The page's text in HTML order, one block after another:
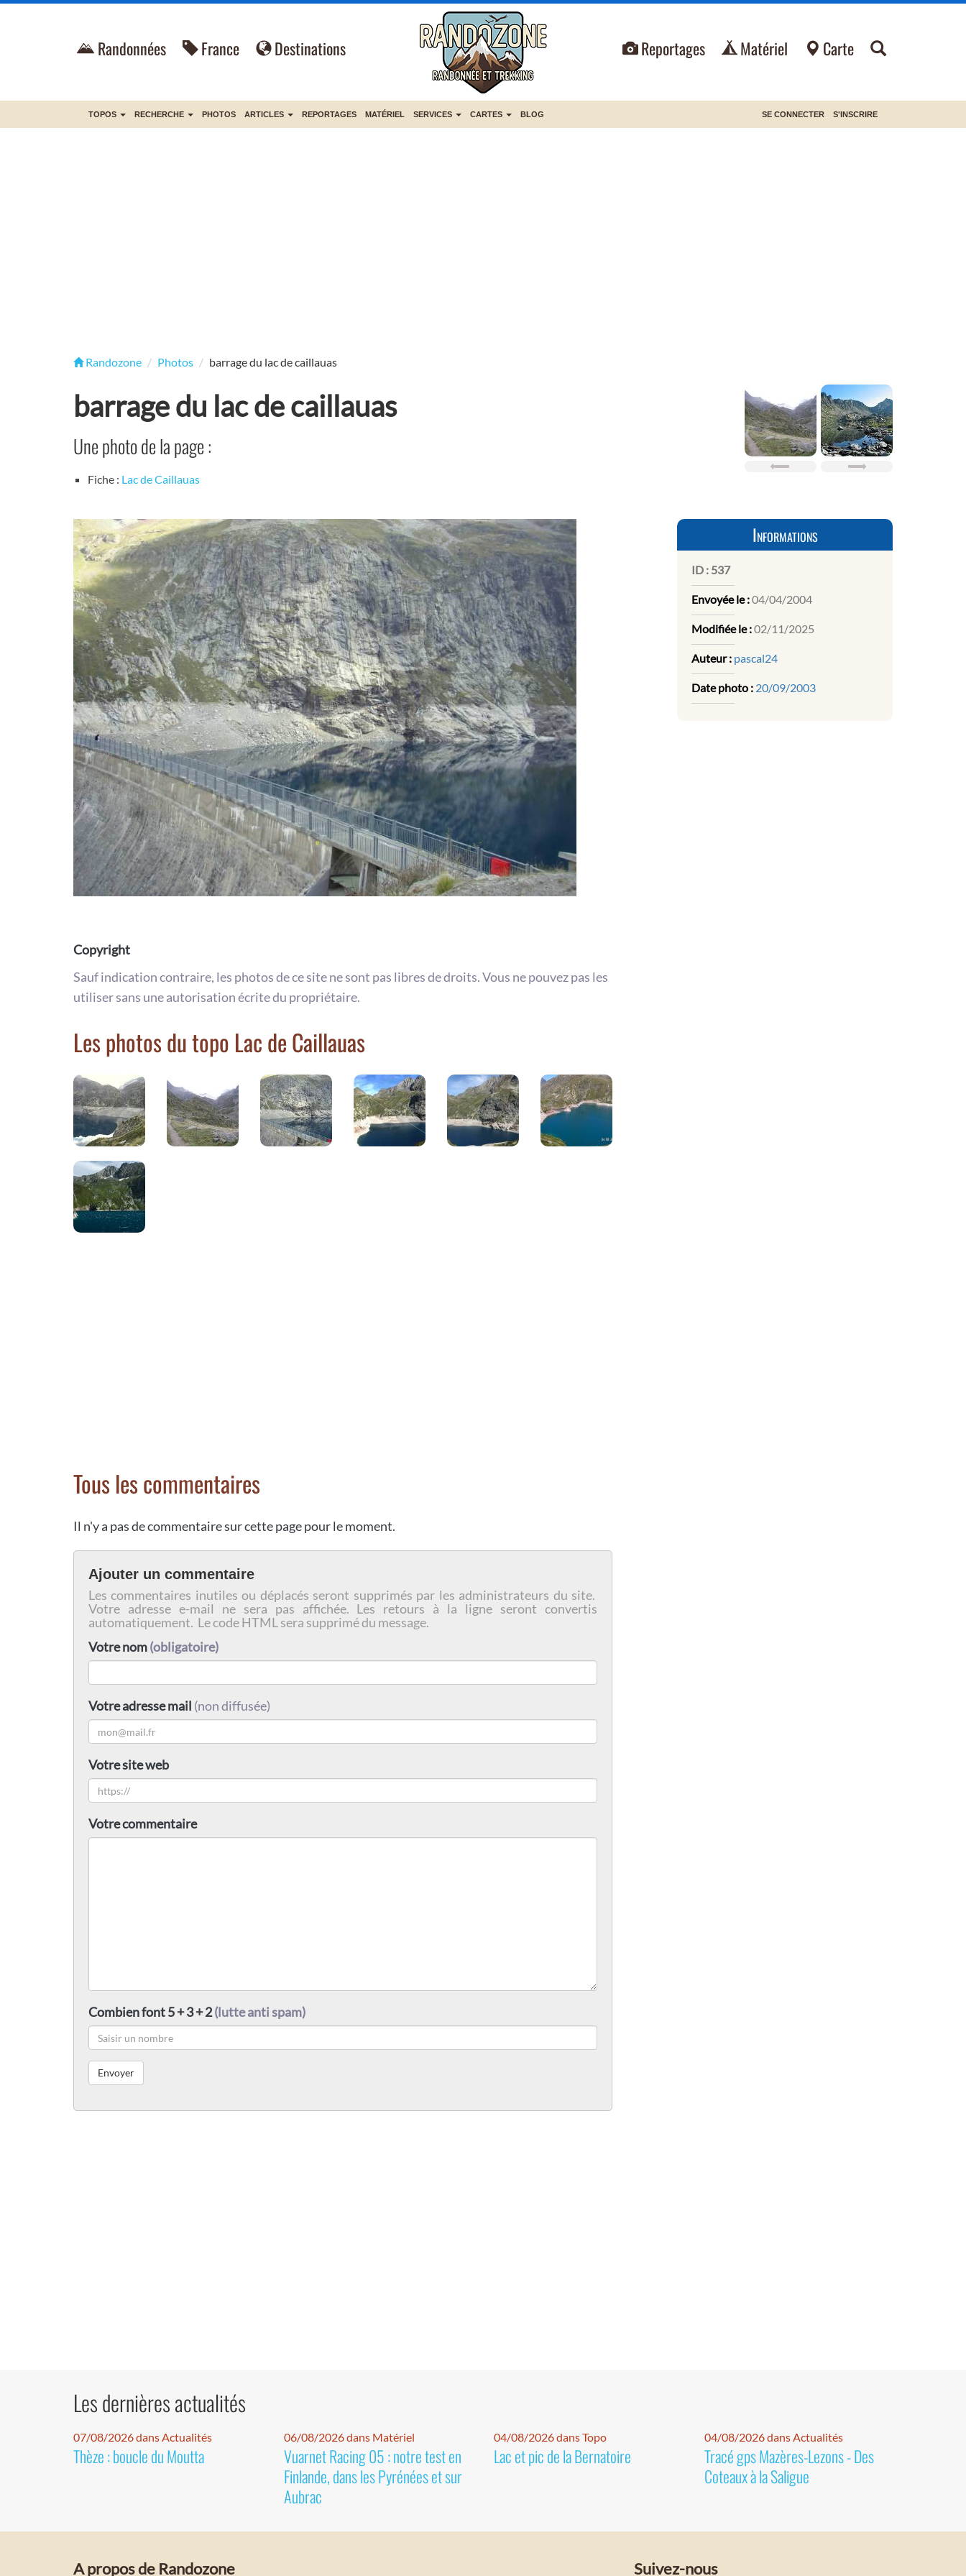
Randonnées France Destinations Reportages Matériel Carte
TOPOS RECHERCHE PHOTOS ARTICLES REPORTAGES MATÉRIEL SERVICES CARTES BLOG SE CONNECTER S'INSCRIRE
Randozone Photos barrage du lac de caillauas
barrage du lac de caillauas
Une photo de la page :
Fiche : Lac de Caillauas
Copyright
Sauf indication contraire, les photos de ce site ne sont pas libres de droits. Vous ne pouvez pas les
utiliser sans une autorisation écrite du propriétaire.
Les photos du topo Lac de Caillauas
Tous les commentaires
Il n'y a pas de commentaire sur cette page pour le moment.
Ajouter un commentaire
Les commentaires inutiles ou déplacés seront supprimés par les administrateurs du site.
Votre adresse e-mail ne sera pas affichée. Les retours à la ligne seront convertis
automatiquement. Le code HTML sera supprimé du message.
Votre nom(obligatoire)
Votre adresse mail (non diffusée)
Votre site web
Votre commentaire
Combien font 5 + 3 + 2(lutte anti spam)
Informations
ID : 537
Envoyée le :04/04/2004
Modifiée le :02/11/2025
Auteur : pascal24
Date photo : 20/09/2003
Les dernières actualités
07/08/2026 dans Actualités
Thèze : boucle du Moutta
06/08/2026 dans Matériel
Vuarnet Racing 05 : notre test en
Finlande, dans les Pyrénées et sur
Aubrac
04/08/2026 dans Topo
Lac et pic de la Bernatoire
04/08/2026 dans Actualités
Tracé gps Mazères-Lezons - Des
Coteaux à la Saligue
A propos de Randozone Suivez-nous